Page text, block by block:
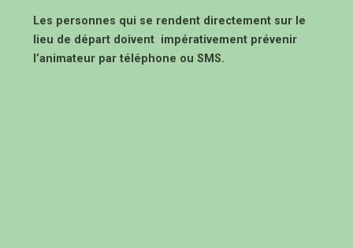
Les personnes qui se rendent directement sur le
lieu de départ doivent impérativement prévenir
l’animateur par téléphone ou SMS.